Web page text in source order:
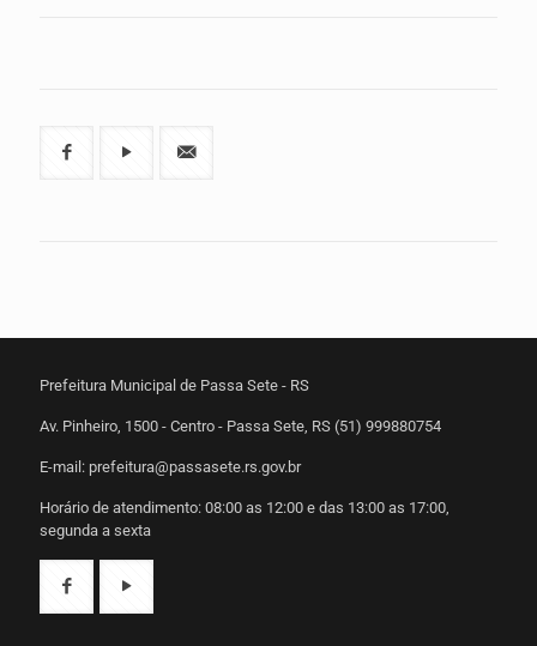
Prefeitura Municipal de Passa Sete - RS
Av. Pinheiro, 1500 - Centro - Passa Sete, RS (51) 999880754
E-mail: prefeitura@passasete.rs.gov.br
Horário de atendimento: 08:00 as 12:00 e das 13:00 as 17:00,
segunda a sexta